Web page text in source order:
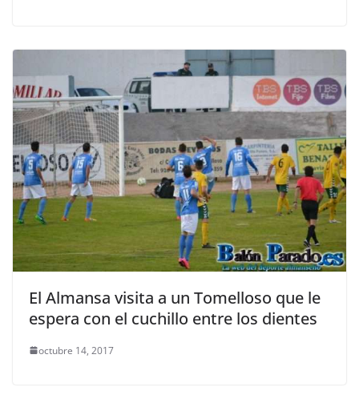
El Almansa visita a un Tomelloso que le
espera con el cuchillo entre los dientes
octubre 14, 2017